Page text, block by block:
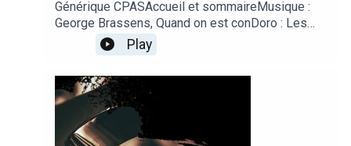
Générique CPASAccueil et sommaireMusique :
George Brassens, Quand on est conDoro : Les
mots méconnus de la langue françaiseMusique :
Sienna Rose, In the MomentTif : L'IA au service
du quotidien ?Musique : Casseurs Flowters,
17h04 – Prends des piècesKenny : Super
NintendoMusique : James Horner, Pocahontas
and Smith (The New World)Delphine : Pocahontas
(suite)Musique : La Rue Kétanou, Tu parles
Play